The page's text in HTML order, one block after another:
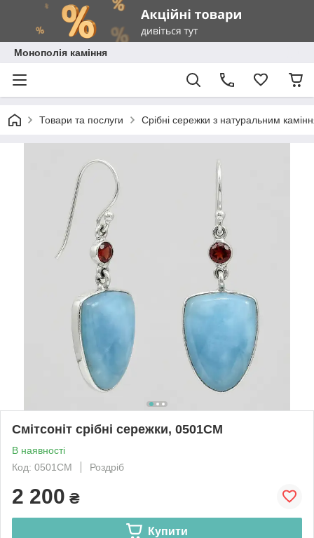
Монополія каміння
Товари та послуги Срібні сережки з натуральним
Смітсоніт срібні сережки, 0501СМ
В наявності
Код: 0501СМ
Роздріб
2 200 ₴
Купити